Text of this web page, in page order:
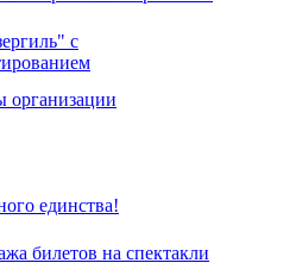
с
организации
единства!
билетов на спектакли